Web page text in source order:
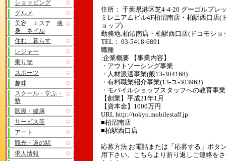
ショッピング
グルメ
美容 エステ 痩
身 ネイル
住む 暮らす
レジャー
乗り物
スポーツ
趣味
スクール・学ぶ・
塾
医療・健康
サービス等
アート
観光・道の駅
求人情報
住所： 千葉県港区芝4-4-20 グーゴルプレ
ミレニアムビル4F柏沼南店・柏駅西口店(
ョップ)
勤務地:柏沼南店・柏駅西口店(ドコモショ
TEL： 03-5418-6891
職種
:企業概要 【事業内容】
・アウトソーシング事業
・人材派遣事業(般13-304168)
・有料職業紹介事業(13-ユ-303963)
・モバイルショップスタッフへの教育事業
【創業】平成21年1月
【資本金】1000万円
URL http://tokyo.mobilestaff.jp
■柏沼南店
■柏駅西口店
応募方法 お電話または「応募する」ボタ
用下さい。こちらより折り返しご連絡を